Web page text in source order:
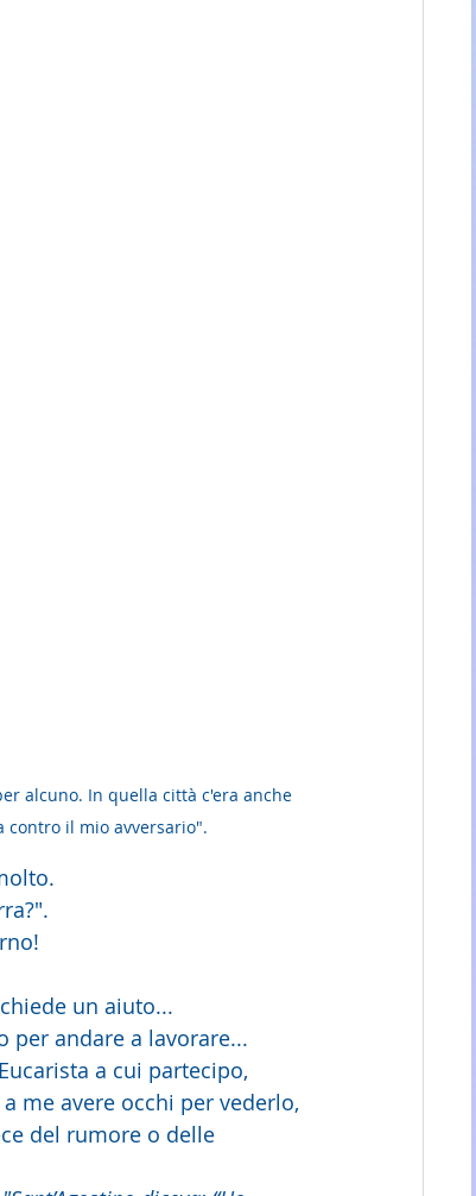
alcuno. In quella città c'era anche
contro il mio avversario".
un aiuto...
per andare a lavorare...
a cui partecipo,
me avere occhi per vederlo,
del rumore o delle